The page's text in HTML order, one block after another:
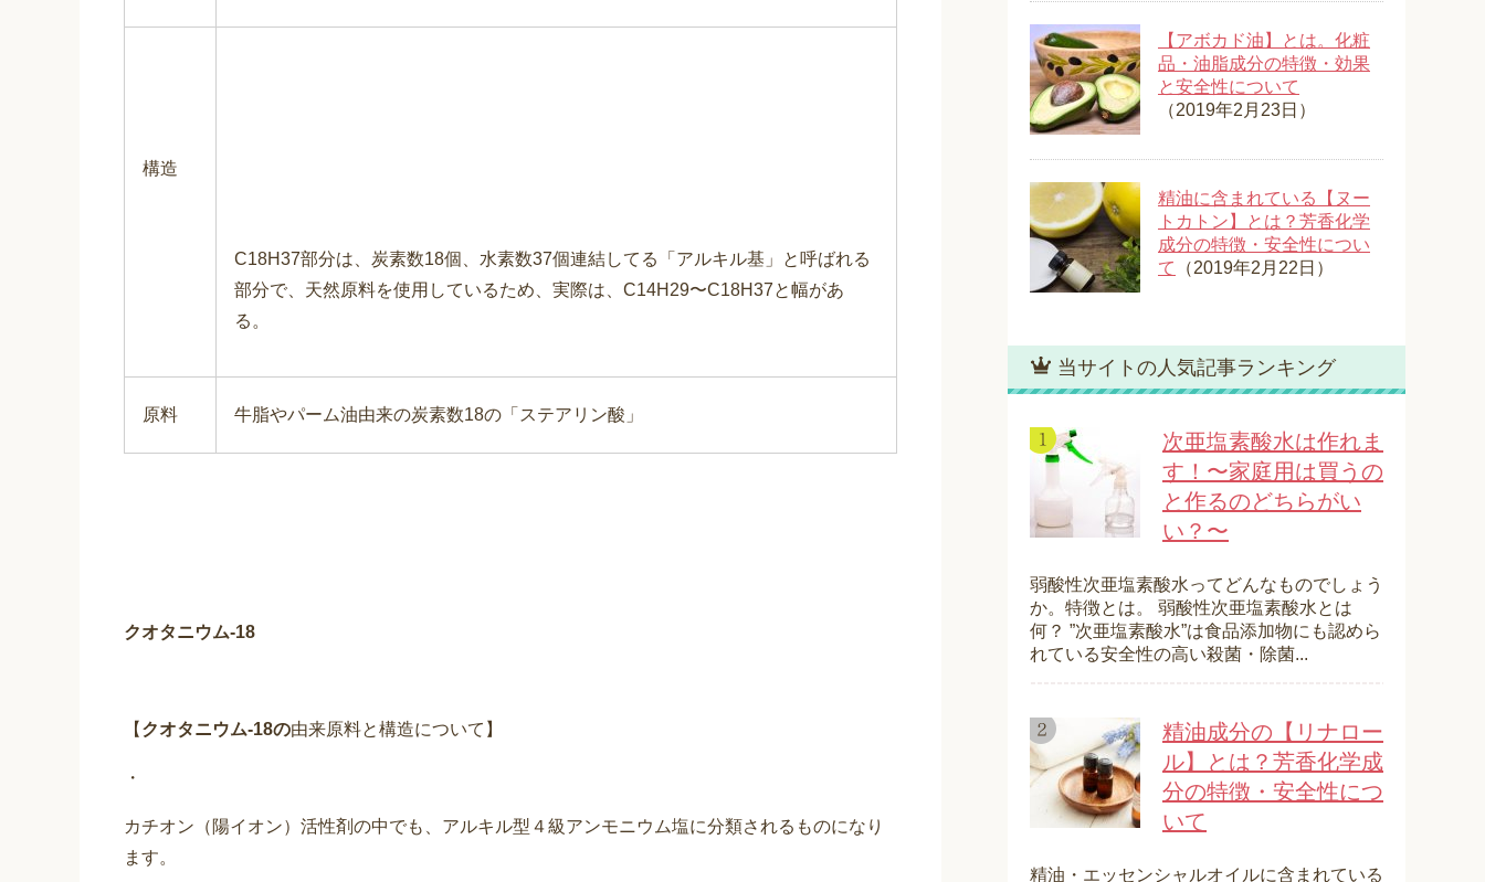
構造
C18H37部分は、炭素数18個、水素数37個連結してる「アルキル基」と呼ばれる
部分で、天然原料を使用しているため、実際は、C14H29〜C18H37と幅があ
る。
原料 牛脂やパーム油由来の炭素数18の「ステアリン酸」
クオタニウム-18
【 クオタニウム-18の由来原料と構造について】
・
カチオン（陽イオン）活性剤の中でも、アルキル型４級アンモニウム塩に分類されるものになり
ます。
【アボカド油】とは。化粧
品・油脂成分の特徴・効果
と安全性について
（2019年2月23日）
精油に含まれている【ヌー
トカトン】とは？芳香化学
成分の特徴・安全性につい
て
（2019年2月22日）
当サイトの人気記事ランキング
次亜塩素酸水は作れま
す！〜家庭用は買うの
と作るのどちらがい
い？〜
弱酸性次亜塩素酸水ってどんなものでしょう
か。特徴とは。 弱酸性次亜塩素酸水とは
何？ ”次亜塩素酸水”は食品添加物にも認めら
れている安全性の高い殺菌・除菌...
精油成分の【リナロー
ル】とは？芳香化学成
分の特徴・安全性につ
いて
精油・エッセンシャルオイルに含まれている